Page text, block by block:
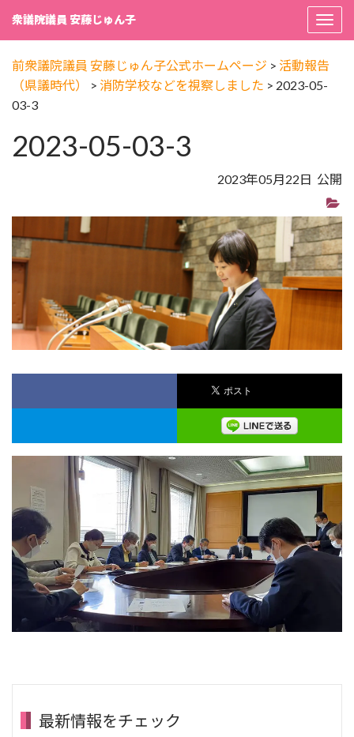
衆議院議員 安藤じゅん子
前衆議院議員 安藤じゅん子公式ホームページ > 活動報告
（県議時代）
> 消防学校などを視察しました > 2023-05-
03-3
2023-05-03-3
2023年05月22日 公開
最新情報をチェック